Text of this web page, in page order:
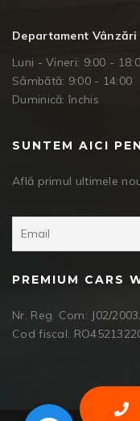
Departament Vânzări
Luni - Vineri: 9:00 -
Sâmbătă: 9:00 - 14:00
Duminică: închis
SUNTEM AICI
Află primul ultimele
PREMIUM CARS
Nr. Reg. Com: J02/
Cod fiscal:
Facebook Messenger